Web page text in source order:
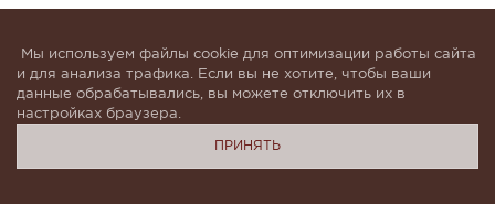
Мы используем файлы cookie для оптимизации работы сайта
и для анализа трафика. Если вы не хотите, чтобы ваши
данные обрабатывались, вы можете отключить их в
настройках браузера.
ПРИНЯТЬ